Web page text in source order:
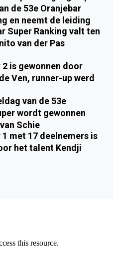
de 53e Oranjebar
en neemt de leiding
Super Ranking valt ten
van der Pas
2 is gewonnen door
Ven, runner-up werd
van de 53e
wordt gewonnen
Schie
1 met 17 deelnemers is
het talent Kendji